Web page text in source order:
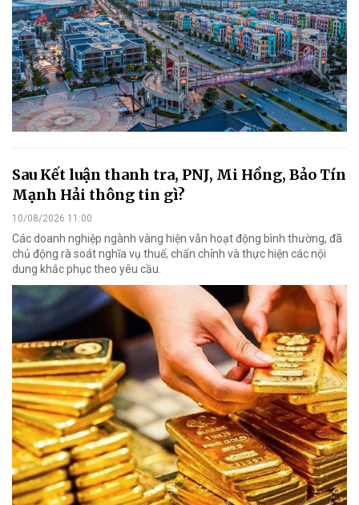
Sau Kết luận thanh tra, PNJ, Mi Hồng, Bảo Tín
Mạnh Hải thông tin gì?
10/08/2026 11:00
Các doanh nghiệp ngành vàng hiện vẫn hoạt động bình thường, đã
chủ động rà soát nghĩa vụ thuế, chấn chỉnh và thực hiện các nội
dung khắc phục theo yêu cầu.